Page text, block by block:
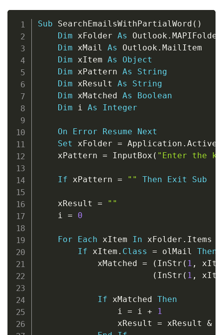
Sub SearchEmailsWithPartialWord ( )
Dim xFolder As Outlook . MAPIFolder
Dim xMail As Outlook . MailItem
Dim xItem As
Object
Dim xPattern As
String
Dim xResult As
String
Dim xMatched As
Boolean
Dim i As Integer
On Error Resume
Next
Set xFolder = Application .
    xPattern
= InputBox ( "Enter the
If xPattern = "" Then Exit Sub
    xResult
=
""
    i
= 0
For Each xItem In xFolder . Items
If xItem . Class = olMail Then
            xMatched
= ( InStr ( 1 ,
( InStr ( 1 ,
If xMatched Then
                i
= i +
1
                xResult
= xResult &
Copy